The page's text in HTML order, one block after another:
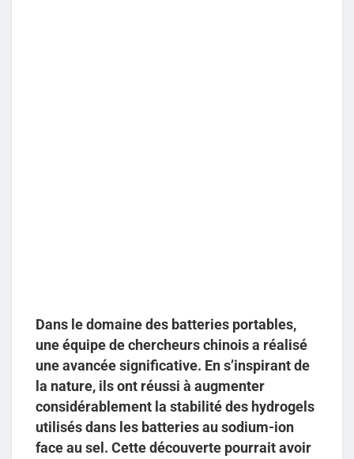
Dans le domaine des batteries portables,
une équipe de chercheurs chinois a réalisé
une avancée significative. En s’inspirant de
la nature, ils ont réussi à augmenter
considérablement la stabilité des hydrogels
utilisés dans les batteries au sodium-ion
face au sel. Cette découverte pourrait avoir